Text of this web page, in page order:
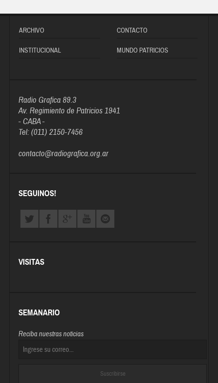
ARCHIVO CONTACTO
INSTITUCIONAL MUNDO PATRICIOS
Radio Grafica 89.3
Av. Regimiento de Patricios 1941
- CABA -
Tel: (011) 2150-7456
contacto@radiografica.org.ar
SEGUINOS!
VISITAS
SEMANARIO
Reciba nuestras noticias